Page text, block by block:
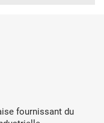
fournissant du